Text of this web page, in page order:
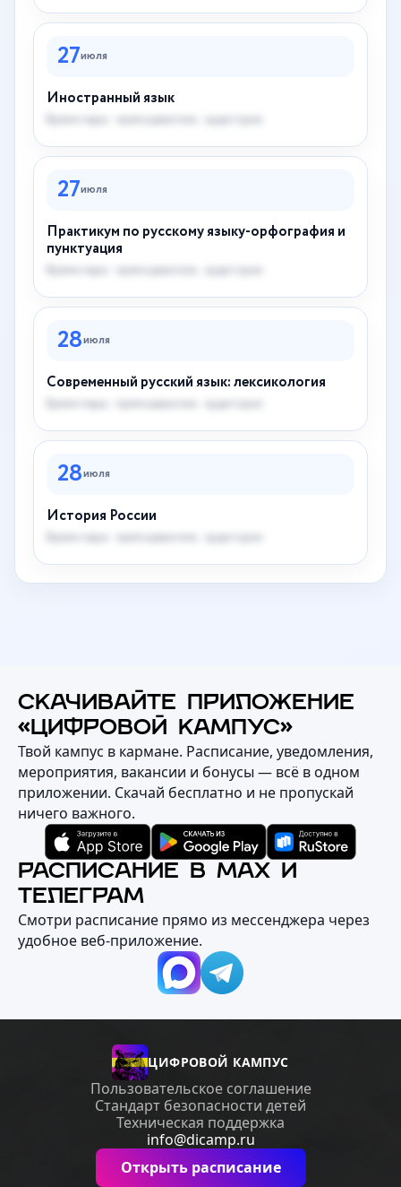
27июля
Иностранный язык
Время пары · преподаватель · аудитория
27июля
Практикум по русскому языку-орфография и
пунктуация
Время пары · преподаватель · аудитория
28июля
Современный русский язык: лексикология
Время пары · преподаватель · аудитория
28июля
История России
Время пары · преподаватель · аудитория
СКАЧИВАЙТЕ ПРИЛОЖЕНИЕ
«ЦИФРОВОЙ КАМПУС»
Твой кампус в кармане. Расписание, уведомления,
мероприятия, вакансии и бонусы — всё в одном
приложении. Скачай бесплатно и не пропускай
ничего важного.
РАСПИСАНИЕ В MAX И
ТЕЛЕГРАМ
Смотри расписание прямо из мессенджера через
удобное веб‑приложение.
ЦИФРОВОЙ КАМПУС
Пользовательское соглашение
Стандарт безопасности детей
Техническая поддержка
info@dicamp.ru
Открыть расписание